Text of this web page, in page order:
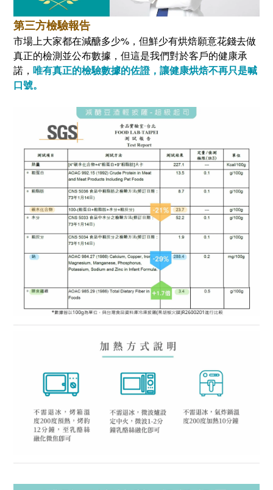
第三方檢驗報告
市場上大家都在減醣多少%，但鮮少有烘焙願意花錢去做
真正的檢測並公布數據，但這是我們對於客戶的健康承
諾， 唯有真正的檢驗數據的佐證，讓健康烘焙不再只是喊
口號。